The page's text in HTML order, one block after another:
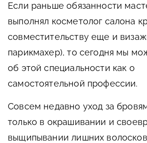
Если раньше обязанности
выполнял косметолог салона
совместительству еще и
парикмахер), то сегодня мы
об этой специальности как о
самостоятельной профессии.
Совсем недавно уход за
только в окрашивании и
выщипывании лишних